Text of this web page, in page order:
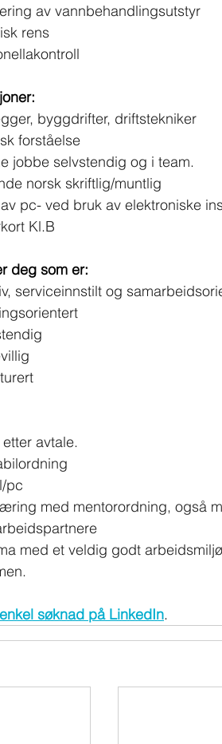
av vannbehandlingsutstyr
rens
byggdrifter, driftstekniker
forståelse
jobbe selvstendig og i team.
norsk skriftlig/muntlig
pc- ved bruk av elektroniske
Kl.B
deg som er:
serviceinnstilt og
avtale.
pc
med mentorordning, også
med et veldig godt
søknad på LinkedIn.